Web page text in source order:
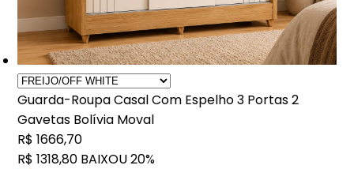
Guarda-Roupa Casal Com Espelho 3 Portas 2
Gavetas Bolívia Moval
R$ 1666,70
R$ 1318,80 BAIXOU 20%